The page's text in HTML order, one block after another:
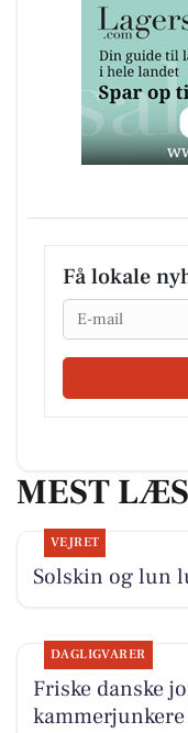
Få lokale
Email
MEST
VEJRET
Solskin og lun
DAGLIGVARER
Friske danske